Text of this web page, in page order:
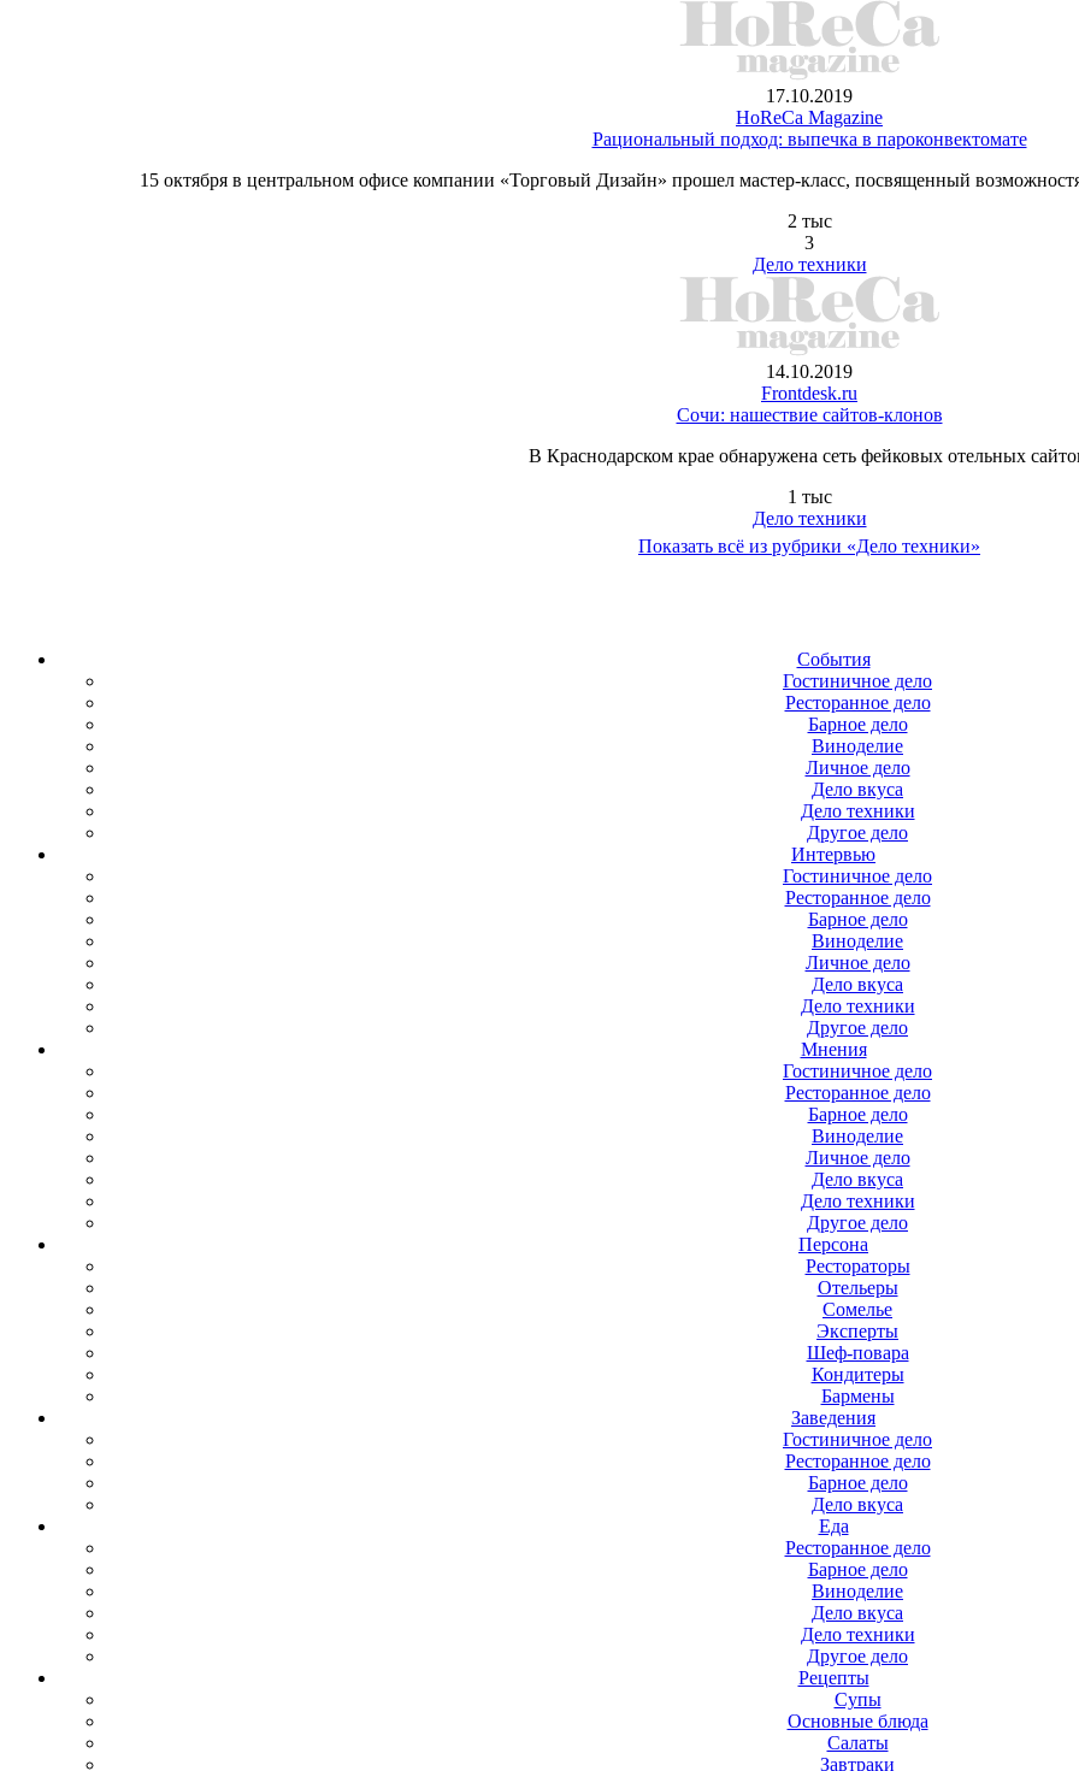
17.10.2019
HoReCa Magazine
Рациональный подход: выпечка в пароконвектомате
15 октября в центральном офисе компании «Торговый Дизайн» прошел мастер-класс, посвященный
2 тыс
3
Дело техники
14.10.2019
Frontdesk.ru
Cочи: нашествие сайтов-клонов
В Краснодарском крае обнаружена сеть фейковых отельных
1 тыс
Дело техники
Показать всё из рубрики «Дело техники»
События
Гостиничное дело
Ресторанное дело
Барное дело
Виноделие
Личное дело
Дело вкуса
Дело техники
Другое дело
Интервью
Гостиничное дело
Ресторанное дело
Барное дело
Виноделие
Личное дело
Дело вкуса
Дело техники
Другое дело
Мнения
Гостиничное дело
Ресторанное дело
Барное дело
Виноделие
Личное дело
Дело вкуса
Дело техники
Другое дело
Персона
Рестораторы
Отельеры
Сомелье
Эксперты
Шеф-повара
Кондитеры
Бармены
Заведения
Гостиничное дело
Ресторанное дело
Барное дело
Дело вкуса
Еда
Ресторанное дело
Барное дело
Виноделие
Дело вкуса
Дело техники
Другое дело
Рецепты
Супы
Основные блюда
Салаты
Завтраки